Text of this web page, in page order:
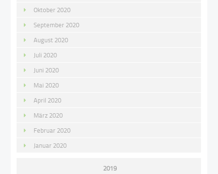
Oktober 2020
September 2020
August 2020
Juli 2020
Juni 2020
Mai 2020
April 2020
März 2020
Februar 2020
Januar 2020
2019